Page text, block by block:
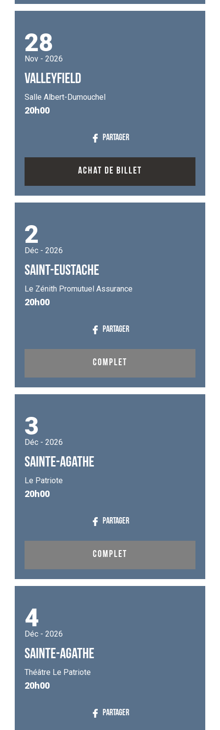
28
Nov - 2026
VALLEYFIELD
Salle Albert-Dumouchel
20h00
PARTAGER
ACHAT DE BILLET
2
Déc - 2026
SAINT-EUSTACHE
Le Zénith Promutuel Assurance
20h00
PARTAGER
COMPLET
3
Déc - 2026
SAINTE-AGATHE
Le Patriote
20h00
PARTAGER
COMPLET
4
Déc - 2026
SAINTE-AGATHE
Théâtre Le Patriote
20h00
PARTAGER